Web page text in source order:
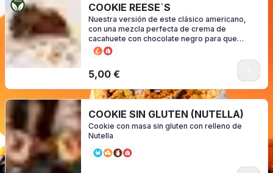
COOKIE REESE´S
Nuestra versión de este clásico americano,
con una mezcla perfecta de crema de
cacahuete con chocolate negro para que
puedas disfrutar de una cookie 100% vegana
5,00 €
COOKIE SIN GLUTEN (NUTELLA)
Cookie con masa sin gluten con relleno de
Nutella